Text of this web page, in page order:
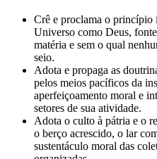
Crê e proclama o princípio
Universo como Deus,
matéria e sem o qual
seio.
Adota e propaga as
pelos meios pacíficos da
aperfeiçoamento moral e
setores de sua atividade.
Adota o culto à pátria e o
o berço acrescido, o lar
sustentáculo moral das